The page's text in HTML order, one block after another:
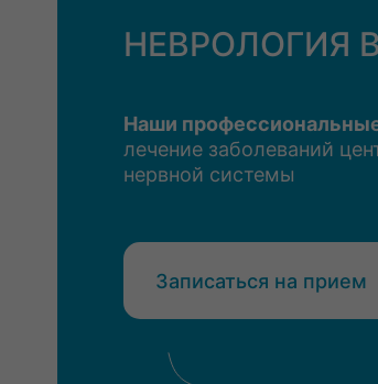
НЕВРОЛОГИЯ
Наши
лечение заболеваний
нервной системы
Записаться на прием